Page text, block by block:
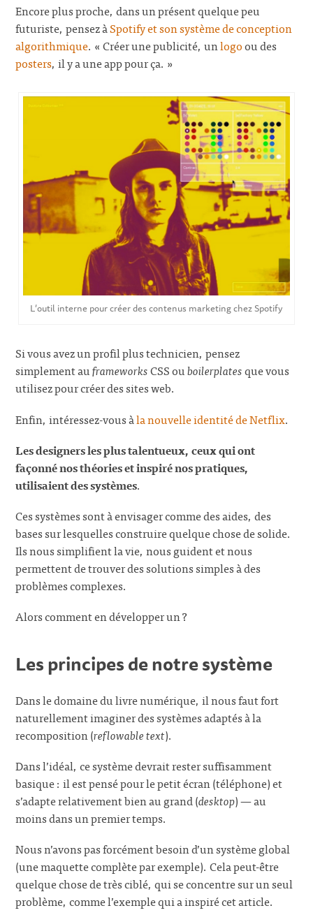
Encore plus proche, dans un présent quelque peu
futuriste, pensez àSpotify et son système de conception
algorithmique. « Créer une publicité, unlogoou des
posters, il y a une app pour ça. »
L’outil interne pour créer des contenus marketing chez Spotify
Si vous avez un profil plus technicien, pensez
simplement auframeworksCSS ouboilerplatesque vous
utilisez pour créer des sites web.
Enfin, intéressez-vous àla nouvelle identité de Netflix.
Les designers les plus talentueux, ceux qui ont
façonné nos théories et inspiré nos pratiques,
utilisaient des systèmes.
Ces systèmes sont à envisager comme des aides, des
bases sur lesquelles construire quelque chose de solide.
Ils nous simplifient la vie, nous guident et nous
permettent de trouver des solutions simples à des
problèmes complexes.
Alors comment en développer un ?
Les principes de notre système
Dans le domaine du livre numérique, il nous faut fort
naturellement imaginer des systèmes adaptés à la
recomposition (reflowable text).
Dans l’idéal, ce système devrait rester suffisamment
basique : il est pensé pour le petit écran (téléphone) et
s’adapte relativement bien au grand (desktop) — au
moins dans un premier temps.
Nous n’avons pas forcément besoin d’un système global
(une maquette complète par exemple). Cela peut-être
quelque chose de très ciblé, qui se concentre sur un seul
problème, comme l’exemple qui a inspiré cet article.